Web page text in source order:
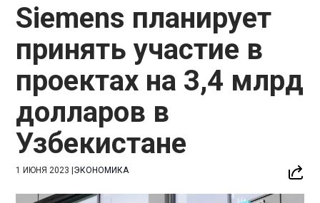
Siemens планирует
принять участие в
проектах на 3,4 млрд
долларов в
Узбекистане
1 ИЮНЯ 2023 |ЭКОНОМИКА